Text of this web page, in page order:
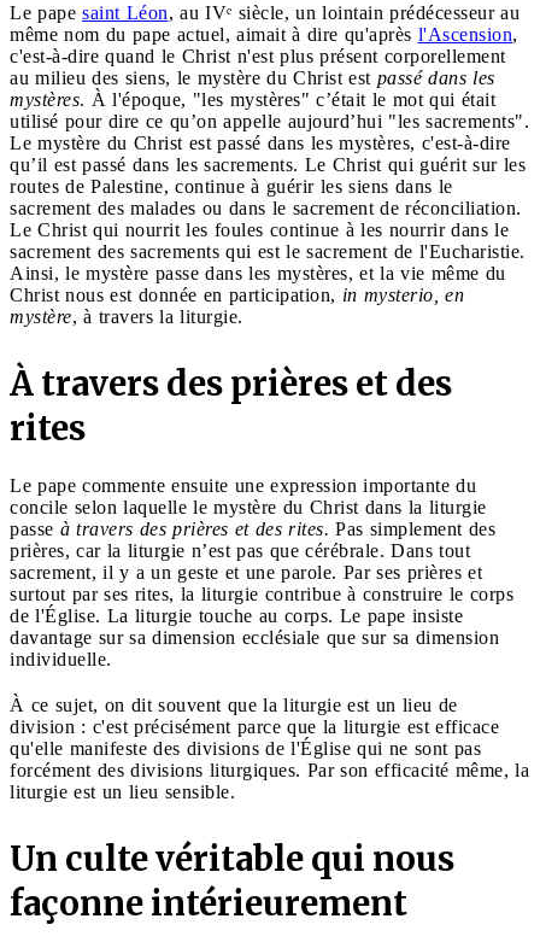
Le pape saint Léon, au IVᵉ siècle, un lointain prédécesseur au
même nom du pape actuel, aimait à dire qu'après l'Ascension,
c'est-à-dire quand le Christ n'est plus présent corporellement
au milieu des siens, le mystère du Christ est passé dans les
mystères. À l'époque, "les mystères" c’était le mot qui était
utilisé pour dire ce qu’on appelle aujourd’hui "les sacrements".
Le mystère du Christ est passé dans les mystères, c'est-à-dire
qu’il est passé dans les sacrements. Le Christ qui guérit sur les
routes de Palestine, continue à guérir les siens dans le
sacrement des malades ou dans le sacrement de réconciliation.
Le Christ qui nourrit les foules continue à les nourrir dans le
sacrement des sacrements qui est le sacrement de l'Eucharistie.
Ainsi, le mystère passe dans les mystères, et la vie même du
Christ nous est donnée en participation, in mysterio, en
mystère, à travers la liturgie.
À travers des prières et des
rites
Le pape commente ensuite une expression importante du
concile selon laquelle le mystère du Christ dans la liturgie
passe à travers des prières et des rites. Pas simplement des
prières, car la liturgie n’est pas que cérébrale. Dans tout
sacrement, il y a un geste et une parole. Par ses prières et
surtout par ses rites, la liturgie contribue à construire le corps
de l'Église. La liturgie touche au corps. Le pape insiste
davantage sur sa dimension ecclésiale que sur sa dimension
individuelle.
À ce sujet, on dit souvent que la liturgie est un lieu de
division : c'est précisément parce que la liturgie est efficace
qu'elle manifeste des divisions de l'Église qui ne sont pas
forcément des divisions liturgiques. Par son efficacité même, la
liturgie est un lieu sensible.
Un culte véritable qui nous
façonne intérieurement